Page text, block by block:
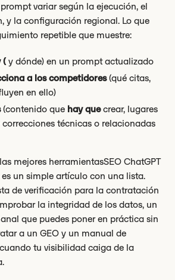
variar según la ejecución, el
y la configuración regional. Lo que
repetible que muestre:
(y dónde) en un prompt actualizado
a los competidores(qué citas,
en ello)
(contenido que hay quecrear, lugares
técnicas o relacionadas
mejores herramientasSEO ChatGPT
un simple artículo con una lista.
de verificación para la contratación
la integridad de los datos, un
que puedes poner en práctica sin
a un GEO y un manual de
tu visibilidad caiga de la